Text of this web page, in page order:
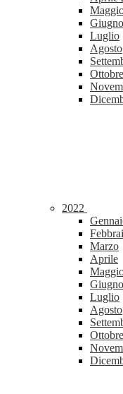
Giugno
Luglio
Agosto
Ottobre
2022
Marzo
Aprile
Giugno
Luglio
Agosto
Ottobre